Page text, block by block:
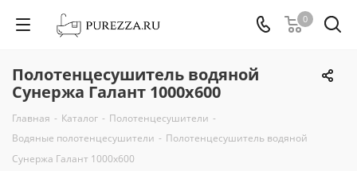
0
Полотенцесушитель водяной
Сунержа Галант 1000x600
Главная - Каталог - Полотенцесушители -
Водяные полотенцесушители - Полотенцесушитель водяной
Сунержа Галант 1000x600